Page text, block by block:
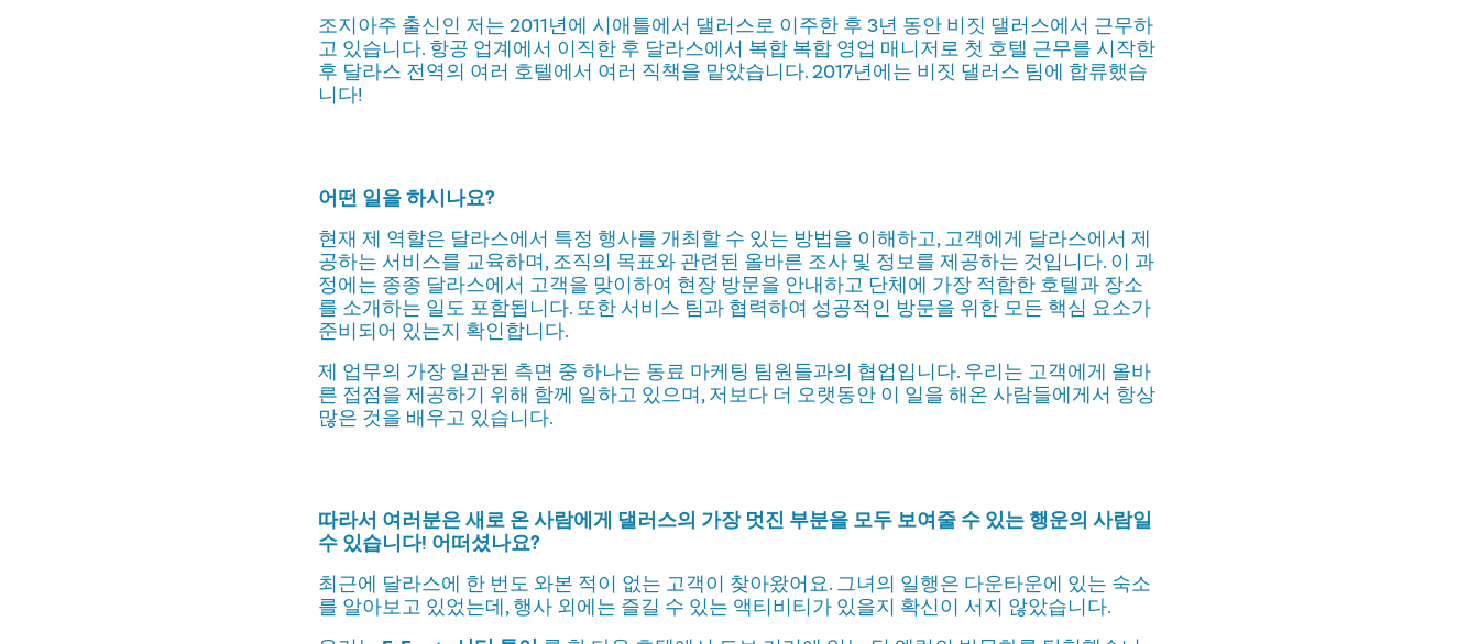
조지아주 출신인 저는 2011년에 시애틀에서 댈러스로 이주한 후 3년 동안 비짓 댈러스에서 근무하
고 있습니다. 항공 업계에서 이직한 후 달라스에서 복합 복합 영업 매니저로 첫 호텔 근무를 시작한
후 달라스 전역의 여러 호텔에서 여러 직책을 맡았습니다. 2017년에는 비짓 댈러스 팀에 합류했습
니다!
어떤 일을 하시나요?
현재 제 역할은 달라스에서 특정 행사를 개최할 수 있는 방법을 이해하고, 고객에게 달라스에서 제
공하는 서비스를 교육하며, 조직의 목표와 관련된 올바른 조사 및 정보를 제공하는 것입니다. 이 과
정에는 종종 달라스에서 고객을 맞이하여 현장 방문을 안내하고 단체에 가장 적합한 호텔과 장소
를 소개하는 일도 포함됩니다. 또한 서비스 팀과 협력하여 성공적인 방문을 위한 모든 핵심 요소가
준비되어 있는지 확인합니다.
제 업무의 가장 일관된 측면 중 하나는 동료 마케팅 팀원들과의 협업입니다. 우리는 고객에게 올바
른 접점을 제공하기 위해 함께 일하고 있으며, 저보다 더 오랫동안 이 일을 해온 사람들에게서 항상
많은 것을 배우고 있습니다.
따라서 여러분은 새로 온 사람에게 댈러스의 가장 멋진 부분을 모두 보여줄 수 있는 행운의 사람일
수 있습니다! 어떠셨나요?
최근에 달라스에 한 번도 와본 적이 없는 고객이 찾아왔어요. 그녀의 일행은 다운타운에 있는 숙소
를 알아보고 있었는데, 행사 외에는 즐길 수 있는 액티비티가 있을지 확신이 서지 않았습니다.